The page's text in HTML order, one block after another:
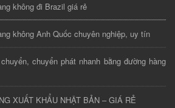
không đi Brazil giá rẻ
không Anh Quốc chuyên nghiệp, uy tín
chuyển phát nhanh bằng đường hàng
XUẤT KHẨU NHẬT BẢN – GIÁ RẺ